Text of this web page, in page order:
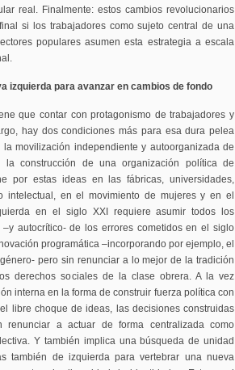
real. Finalmente: estos cambios revolucionarios
si los trabajadores como sujeto central de una
populares asumen esta estrategia a escala
izquierda para avanzar en cambios de fondo
que contar con protagonismo de trabajadores y
hay dos condiciones más para esa dura pelea
movilización independiente y autoorganizada de
la construcción de una organización política de
por estas ideas en las fábricas, universidades,
intelectual, en el movimiento de mujeres y en el
en el siglo XXI requiere asumir todos los
autocrítico- de los errores cometidos en el siglo
programática –incorporando por ejemplo, el
pero sin renunciar a lo mejor de la tradición
derechos sociales de la clase obrera. A la vez
interna en la forma de construir fuerza política con
libre choque de ideas, las decisiones construidas
a actuar de forma centralizada como
Y también implica una búsqueda de unidad
también de izquierda para vertebrar una nueva